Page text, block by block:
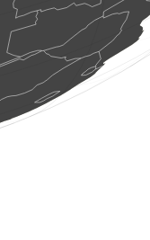
1 oiseau (6 août 2026 3:56:34)
www.ornitho.de
(6 août 2026 3:56:10)
www.ornitho.de
1 oiseau (6 août 2026 3:56:10)
www.ornitho.de
20 oiseaux
www.ornitho.de